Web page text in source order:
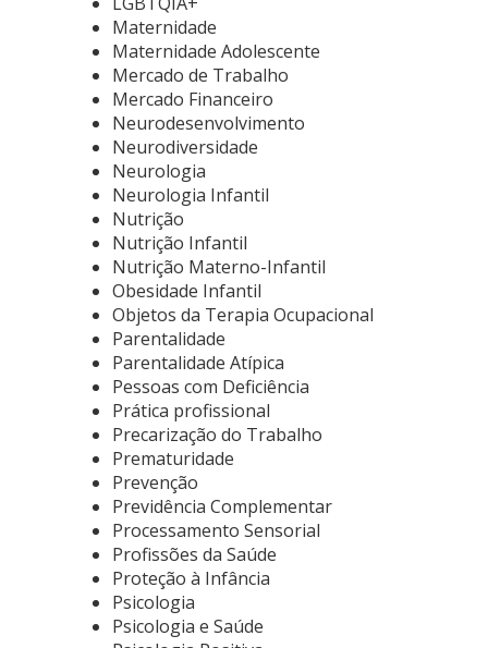
Maternidade
Maternidade Adolescente
Mercado de Trabalho
Mercado Financeiro
Neurodesenvolvimento
Neurodiversidade
Neurologia
Neurologia Infantil
Nutrição
Nutrição Infantil
Nutrição Materno-Infantil
Obesidade Infantil
Objetos da Terapia Ocupacional
Parentalidade
Parentalidade Atípica
Pessoas com Deficiência
Prática profissional
Precarização do Trabalho
Prematuridade
Prevenção
Previdência Complementar
Processamento Sensorial
Profissões da Saúde
Proteção à Infância
Psicologia
Psicologia e Saúde